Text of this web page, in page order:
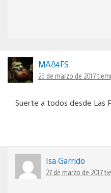
MA84FS
26 de marzo de 2017
Suerte a todos desde Las
Isa Garrido
27 de marzo de 2017